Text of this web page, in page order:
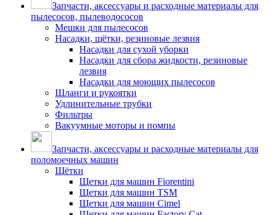
Запчасти, аксессуары и расходные материалы для
пылесосов, пылеводососов
Мешки для пылесосов
Насадки, щётки, резиновые лезвия
Насадки для сухой уборки
Насадки для сбора жидкости, резиновые
лезвия
Насадки для моющих пылесосов
Шланги и рукоятки
Удлинительные трубки
Фильтры
Вакуумные моторы и помпы
Запчасти, аксессуары и расходные материалы для
поломоечных машин
Щётки
Щетки для машин Fiorentini
Щетки для машин TSM
Щетки для машин Cimel